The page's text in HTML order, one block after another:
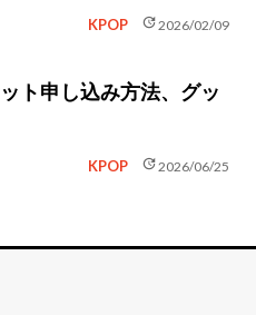
KPOP update2026/02/09
ト申し込み方法、グッ
KPOP update2026/06/25